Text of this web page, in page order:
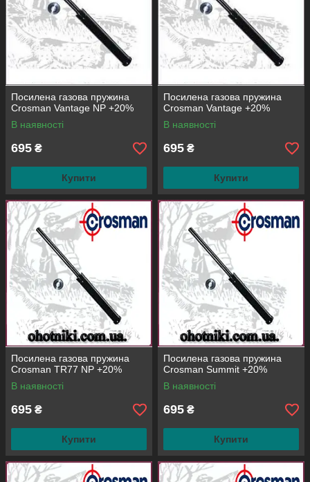
Посилена газова пружина
Crosman Vantage NP +20%
В наявності
695 ₴
Купити
Посилена газова пружина
Crosman Vantage +20%
В наявності
695 ₴
Купити
Посилена газова пружина
Crosman TR77 NP +20%
В наявності
695 ₴
Купити
Посилена газова пружина
Crosman Summit +20%
В наявності
695 ₴
Купити